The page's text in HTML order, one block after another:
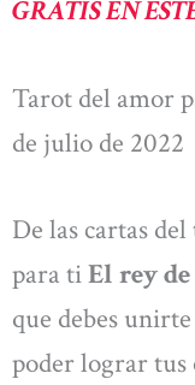
GRATIS EN
Tarot del amor
de julio de 2022
De las cartas
para tiEl rey de
que debes
poder lograr tus